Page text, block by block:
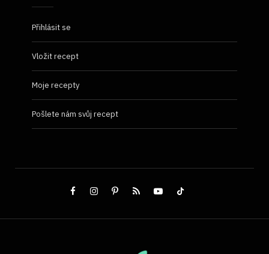
Přihlásit se
Vložit recept
Moje recepty
Pošlete nám svůj recept